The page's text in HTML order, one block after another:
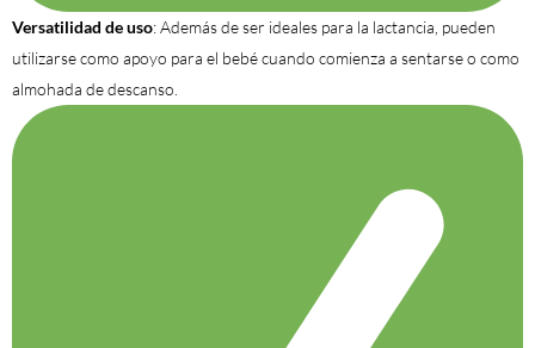
Versatilidad de uso: Además de ser ideales para la lactancia, pueden
utilizarse como apoyo para el bebé cuando comienza a sentarse o como
almohada de descanso.